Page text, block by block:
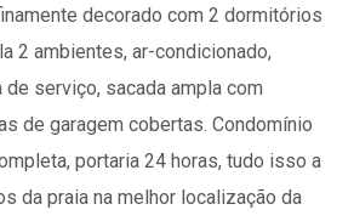
decorado com 2 dormitórios
2 ambientes, ar-condicionado,
de serviço, sacada ampla com
de garagem cobertas. Condomínio
portaria 24 horas, tudo isso a
da praia na melhor localização da